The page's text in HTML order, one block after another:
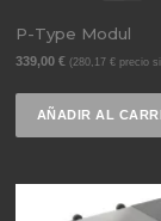
P-Type Modul
339,00€ (280,17€ precio
AÑADIR AL